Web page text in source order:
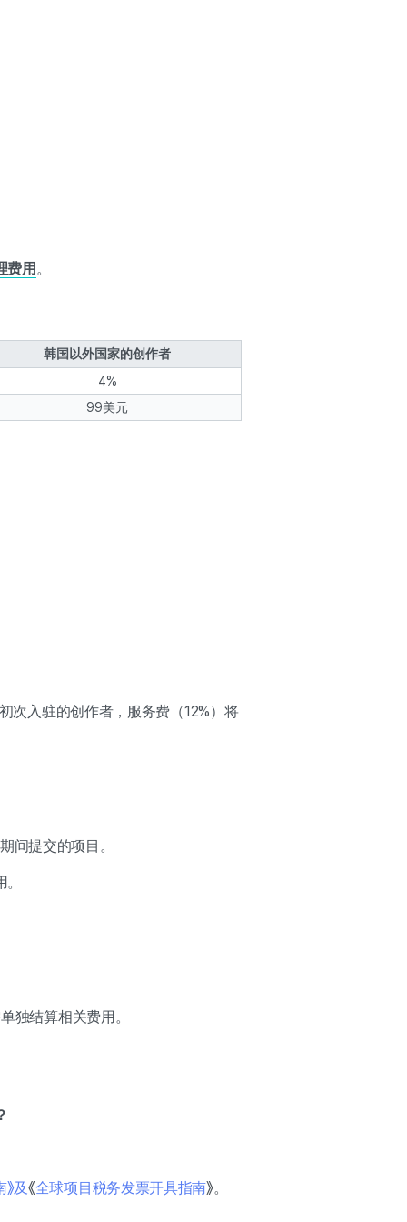
费用 。
韩国以外国家的创作者
4%
99美元
次入驻的创作者，服务费（12%）将
间提交的项目。
独结算相关费用。
及《全球项目税务发票开具指南》。